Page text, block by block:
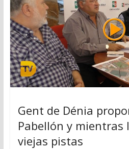
Gent de Dénia
Pabellón y mientras
viejas pistas